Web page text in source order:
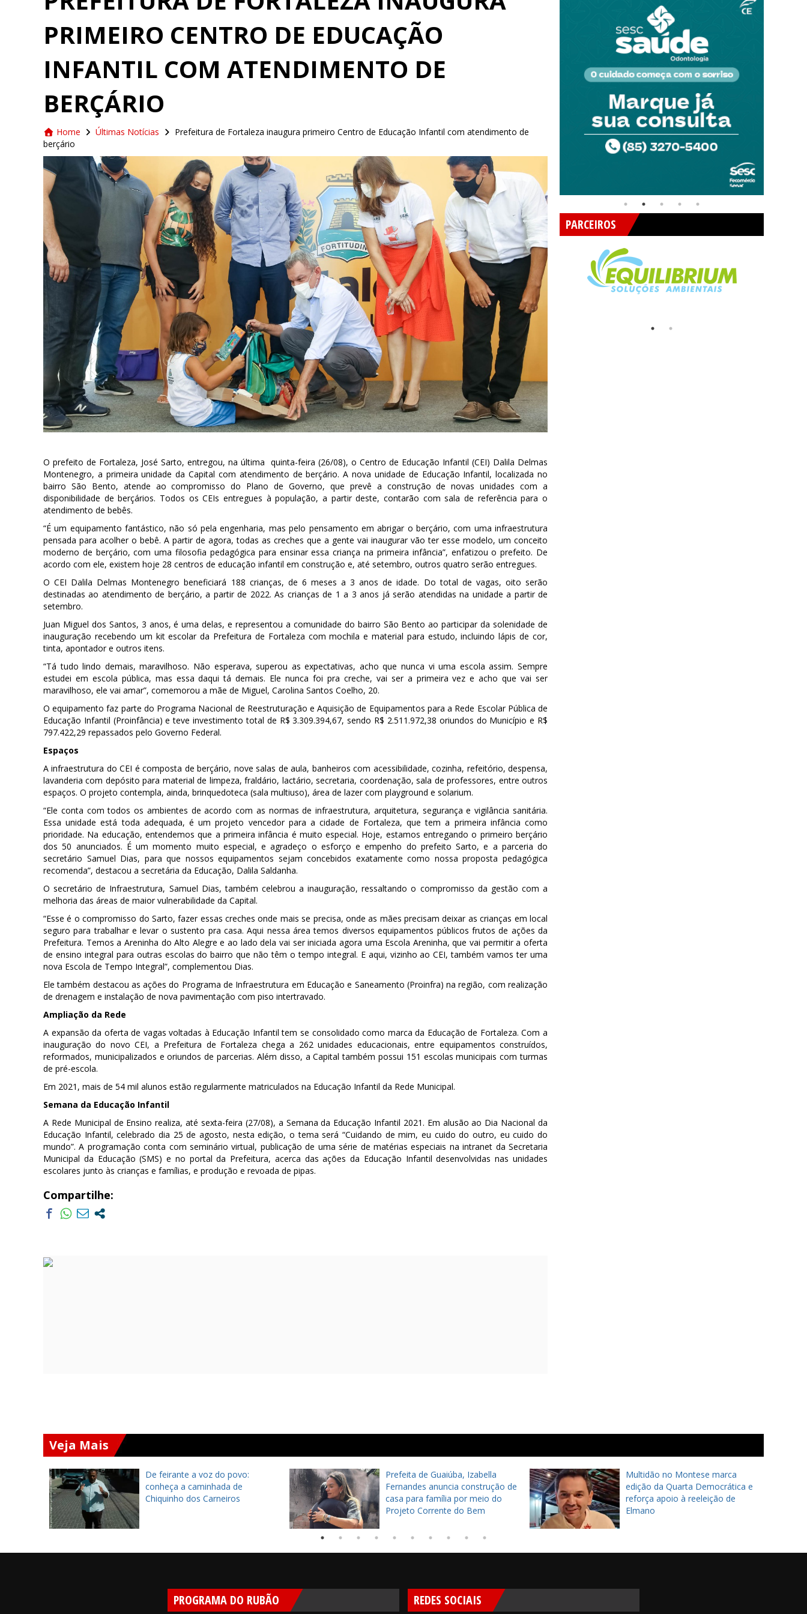
PRIMEIRO CENTRO DE EDUCAÇÃO
INFANTIL COM ATENDIMENTO DE
BERÇÁRIO
Home Últimas Notícias
Prefeitura de Fortaleza inaugura primeiro Centro de Educação Infantil com atendimento de
berçário
O prefeito de Fortaleza, José Sarto, entregou, na última quinta-feira (26/08), o Centro de Educação Infantil (CEI) Dalila Delmas
Montenegro, a primeira unidade da Capital com atendimento de berçário. A nova unidade de Educação Infantil, localizada no
bairro São Bento, atende ao compromisso do Plano de Governo, que prevê a construção de novas unidades com a
disponibilidade de berçários. Todos os CEIs entregues à população, a partir deste, contarão com sala de referência para o
atendimento de bebês.
“É um equipamento fantástico, não só pela engenharia, mas pelo pensamento em abrigar o berçário, com uma infraestrutura
pensada para acolher o bebê. A partir de agora, todas as creches que a gente vai inaugurar vão ter esse modelo, um conceito
moderno de berçário, com uma filosofia pedagógica para ensinar essa criança na primeira infância”, enfatizou o prefeito. De
acordo com ele, existem hoje 28 centros de educação infantil em construção e, até setembro, outros quatro serão entregues.
O CEI Dalila Delmas Montenegro beneficiará 188 crianças, de 6 meses a 3 anos de idade. Do total de vagas, oito serão
destinadas ao atendimento de berçário, a partir de 2022. As crianças de 1 a 3 anos já serão atendidas na unidade a partir de
setembro.
Juan Miguel dos Santos, 3 anos, é uma delas, e representou a comunidade do bairro São Bento ao participar da solenidade de
inauguração recebendo um kit escolar da Prefeitura de Fortaleza com mochila e material para estudo, incluindo lápis de cor,
tinta, apontador e outros itens.
“Tá tudo lindo demais, maravilhoso. Não esperava, superou as expectativas, acho que nunca vi uma escola assim. Sempre
estudei em escola pública, mas essa daqui tá demais. Ele nunca foi pra creche, vai ser a primeira vez e acho que vai ser
maravilhoso, ele vai amar”, comemorou a mãe de Miguel, Carolina Santos Coelho, 20.
O equipamento faz parte do Programa Nacional de Reestruturação e Aquisição de Equipamentos para a Rede Escolar Pública de
Educação Infantil (Proinfância) e teve investimento total de R$ 3.309.394,67, sendo R$ 2.511.972,38 oriundos do Município e R$
797.422,29 repassados pelo Governo Federal.
Espaços
A infraestrutura do CEI é composta de berçário, nove salas de aula, banheiros com acessibilidade, cozinha, refeitório, despensa,
lavanderia com depósito para material de limpeza, fraldário, lactário, secretaria, coordenação, sala de professores, entre outros
espaços. O projeto contempla, ainda, brinquedoteca (sala multiuso), área de lazer com playground e solarium.
“Ele conta com todos os ambientes de acordo com as normas de infraestrutura, arquitetura, segurança e vigilância sanitária.
Essa unidade está toda adequada, é um projeto vencedor para a cidade de Fortaleza, que tem a primeira infância como
prioridade. Na educação, entendemos que a primeira infância é muito especial. Hoje, estamos entregando o primeiro berçário
dos 50 anunciados. É um momento muito especial, e agradeço o esforço e empenho do prefeito Sarto, e a parceria do
secretário Samuel Dias, para que nossos equipamentos sejam concebidos exatamente como nossa proposta pedagógica
recomenda”, destacou a secretária da Educação, Dalila Saldanha.
O secretário de Infraestrutura, Samuel Dias, também celebrou a inauguração, ressaltando o compromisso da gestão com a
melhoria das áreas de maior vulnerabilidade da Capital.
“Esse é o compromisso do Sarto, fazer essas creches onde mais se precisa, onde as mães precisam deixar as crianças em local
seguro para trabalhar e levar o sustento pra casa. Aqui nessa área temos diversos equipamentos públicos frutos de ações da
Prefeitura. Temos a Areninha do Alto Alegre e ao lado dela vai ser iniciada agora uma Escola Areninha, que vai permitir a oferta
de ensino integral para outras escolas do bairro que não têm o tempo integral. E aqui, vizinho ao CEI, também vamos ter uma
nova Escola de Tempo Integral”, complementou Dias.
Ele também destacou as ações do Programa de Infraestrutura em Educação e Saneamento (Proinfra) na região, com realização
de drenagem e instalação de nova pavimentação com piso intertravado.
Ampliação da Rede
A expansão da oferta de vagas voltadas à Educação Infantil tem se consolidado como marca da Educação de Fortaleza. Com a
inauguração do novo CEI, a Prefeitura de Fortaleza chega a 262 unidades educacionais, entre equipamentos construídos,
reformados, municipalizados e oriundos de parcerias. Além disso, a Capital também possui 151 escolas municipais com turmas
de pré-escola.
Em 2021, mais de 54 mil alunos estão regularmente matriculados na Educação Infantil da Rede Municipal.
Semana da Educação Infantil
A Rede Municipal de Ensino realiza, até sexta-feira (27/08), a Semana da Educação Infantil 2021. Em alusão ao Dia Nacional da
Educação Infantil, celebrado dia 25 de agosto, nesta edição, o tema será “Cuidando de mim, eu cuido do outro, eu cuido do
mundo”. A programação conta com seminário virtual, publicação de uma série de matérias especiais na intranet da Secretaria
Municipal da Educação (SMS) e no portal da Prefeitura, acerca das ações da Educação Infantil desenvolvidas nas unidades
escolares junto às crianças e famílias, e produção e revoada de pipas.
Compartilhe:
PARCEIROS
Veja Mais
De feirante a voz do povo:
conheça a caminhada de
Chiquinho dos Carneiros
Prefeita de Guaiúba, Izabella
Fernandes anuncia construção de
casa para família por meio do
Projeto Corrente do Bem
Multidão no Montese marca
edição da Quarta Democrática e
reforça apoio à reeleição de
Elmano
PROGRAMA DO RUBÃO REDES SOCIAIS